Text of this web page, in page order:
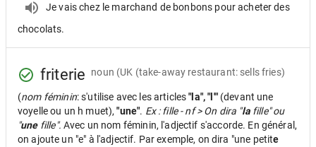
Je vais chez le marchand de bonbons pour acheter des
chocolats.
friterie noun (UK (take-away restaurant: sells fries)
(nom féminin: s'utilise avec les articles"la", "l'" (devant une
voyelle ou un h muet),"une". Ex : fille - nf > On dira "lafille" ou
"unefille". Avec un nom féminin, l'adjectif s'accorde. En général,
on ajoute un "e" à l'adjectif. Par exemple, on dira "une petite